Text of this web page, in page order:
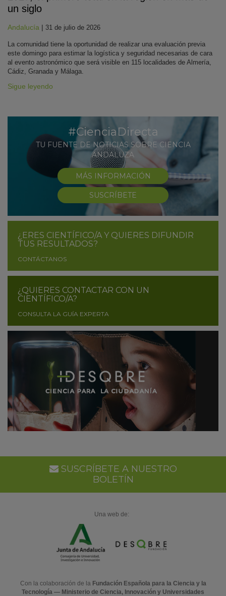
un siglo
Andalucía | 31 de julio de 2026
La comunidad tiene la oportunidad de realizar una evaluación previa
este domingo para estimar la logística y seguridad necesarias de cara
al evento astronómico que será visible en 115 localidades de Almería,
Cádiz, Granada y Málaga.
Sigue leyendo
#CienciaDirecta
TU FUENTE DE NOTICIAS SOBRE CIENCIA
ANDALUZA
MÁS INFORMACIÓN
SUSCRÍBETE
¿ERES CIENTÍFICO/A Y QUIERES DIFUNDIR
TUS RESULTADOS?
CONTÁCTANOS
¿QUIERES CONTACTAR CON UN
CIENTÍFICO/A?
CONSULTA LA GUÍA EXPERTA
SUSCRÍBETE A NUESTRO
BOLETÍN
Una web de:
Con la colaboración de la Fundación Española para la Ciencia y la
Tecnología — Ministerio de Ciencia, Innovación y Universidades